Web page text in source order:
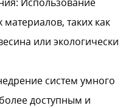
таких как
или экологически
систем умного
доступным и